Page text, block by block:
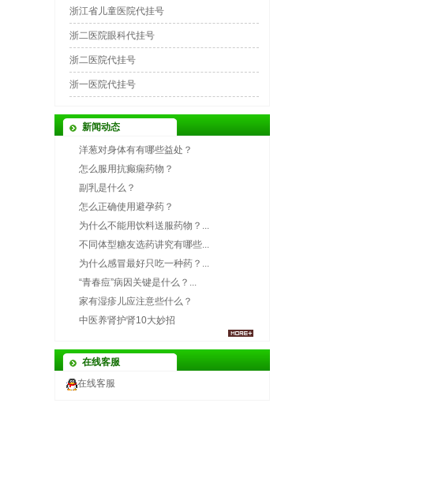
浙江省儿童医院代挂号
浙二医院眼科代挂号
浙二医院代挂号
浙一医院代挂号
新闻动态
洋葱对身体有有哪些益处？
怎么服用抗癫痫药物？
副乳是什么？
怎么正确使用避孕药？
为什么不能用饮料送服药物？...
不同体型糖友选药讲究有哪些...
为什么感冒最好只吃一种药？...
“青春痘”病因关键是什么？...
家有湿疹儿应注意些什么？
中医养肾护肾10大妙招
在线客服
在线客服